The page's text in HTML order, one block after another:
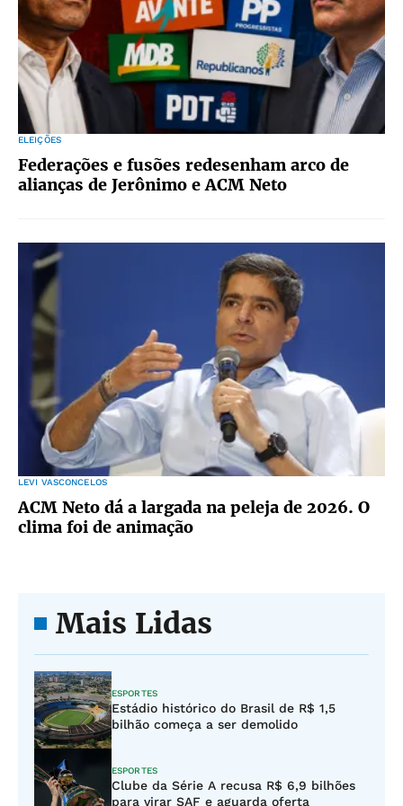
ELEIÇÕES
Federações e fusões redesenham arco de
alianças de Jerônimo e ACM Neto
LEVI VASCONCELOS
ACM Neto dá a largada na peleja de 2026. O
clima foi de animação
Mais Lidas
ESPORTES
Estádio histórico do Brasil de R$ 1,5
bilhão começa a ser demolido
ESPORTES
Clube da Série A recusa R$ 6,9 bilhões
para virar SAF e aguarda oferta